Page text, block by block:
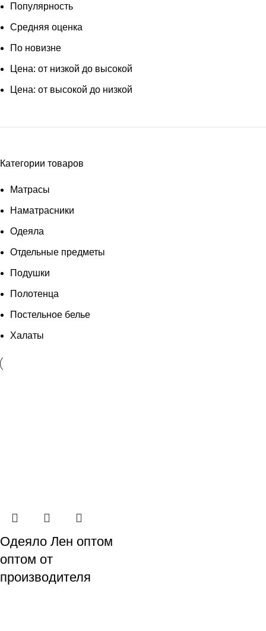
Популярность
Средняя оценка
По новизне
Цена: от низкой до высокой
Цена: от высокой до низкой
Категории товаров
Матрасы
Наматрасники
Одеяла
Отдельные предметы
Подушки
Полотенца
Постельное белье
Халаты
Одеяло Лен оптом
оптом от
производителя